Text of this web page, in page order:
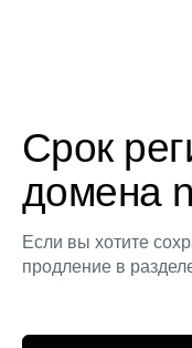
Срок
домена
Если вы хотите
продление в